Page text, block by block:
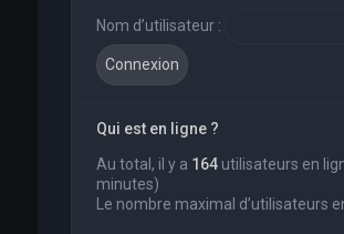
Nom d’utilisateur :
Qui est en ligne ?
Au total, il y a 164utilisateurs en
minutes)
Le nombre maximal d’utilisateurs